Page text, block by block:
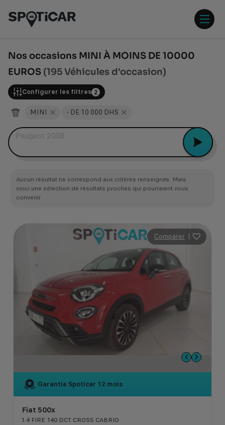
contenu
pied
Nos occasions MINI À MOINS DE 10000
EUROS (195 Véhicules d'occasion)
Configurer les filtres 2
MINI - DE 10 000 DHS
Aucun résultat ne correspond aux critères renseignés. Mais
voici une sélection de résultats proches qui pourraient vous
convenir
Comparer |
Garantie Spoticar 12 mois
Fiat 500x
1.4 FIRE 140 DCT CROSS CABRIO